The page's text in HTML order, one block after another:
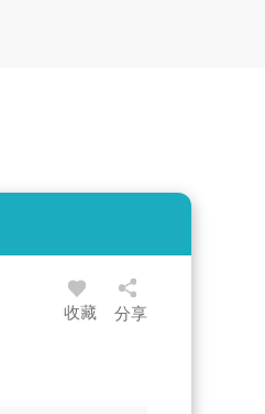
收藏 分享